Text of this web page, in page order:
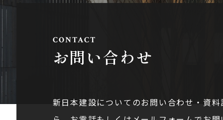
お問い合わせ
新日本建設についてのお問い合わせ・資